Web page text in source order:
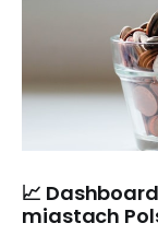
📈
miastach